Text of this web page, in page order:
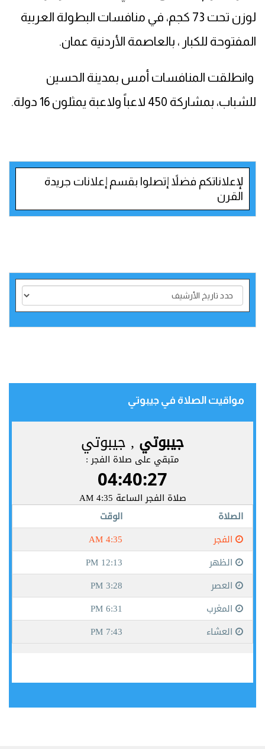
لوزن تحت 73 كجم، في منافسات البطولة العربية
المفتوحة للكبار ، بالعاصمة الأردنية عمان.
وانطلقت المنافسات أمس بمدينة الحسين
للشباب، بمشاركة 450 لاعباً ولاعبة يمثلون 16 دولة.
لإعلاناتكم فضلاً إتصلوا بقسم إعلانات جريدة
القرن
مواقيت الصلاة في جيبوتي‎